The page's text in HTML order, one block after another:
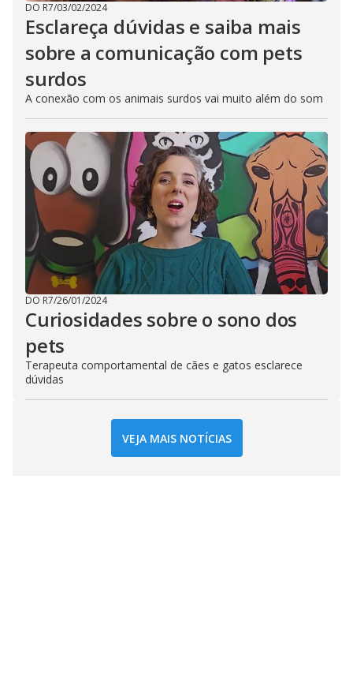
DO R7/03/02/2024
Esclareça dúvidas e saiba mais
sobre a comunicação com pets
surdos
A conexão com os animais surdos vai muito além do som
DO R7/26/01/2024
Curiosidades sobre o sono dos
pets
Terapeuta comportamental de cães e gatos esclarece
dúvidas
VEJA MAIS NOTÍCIAS